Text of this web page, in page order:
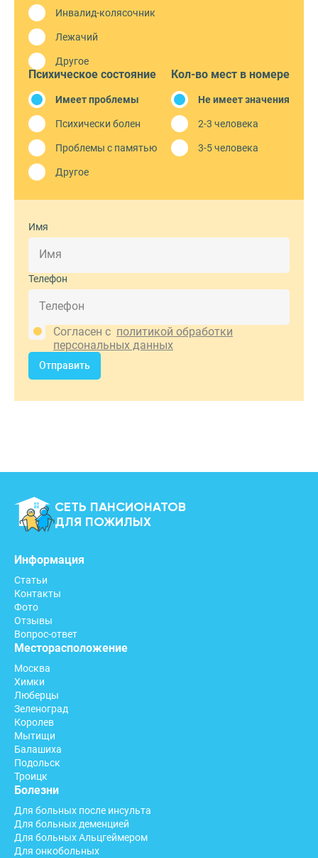
Инвалид-колясочник
Лежачий
Другое
Психическое состояние
Имеет проблемы
Психически болен
Проблемы с памятью
Другое
Кол-во мест в номере
Не имеет значения
2-3 человека
3-5 человека
Имя
Телефон
Согласен с политикой обработки
персональных данных
Отправить
СЕТЬ ПАНСИОНАТОВ
ДЛЯ ПОЖИЛЫХ
Информация
Статьи
Контакты
Фото
Отзывы
Вопрос-ответ
Месторасположение
Москва
Химки
Люберцы
Зеленоград
Королев
Мытищи
Балашиха
Подольск
Троицк
Болезни
Для больных после инсульта
Для больных деменцией
Для больных Альцгеймером
Для онкобольных